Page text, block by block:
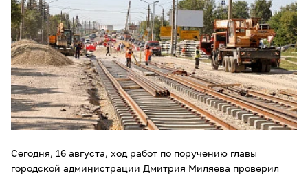
Сегодня, 16 августа, ход работ по поручению главы
городской администрации Дмитрия Миляева проверил